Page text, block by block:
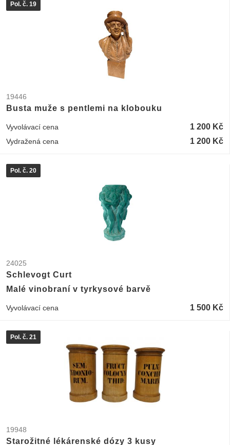
Pol. č. 19
19446
Busta muže s pentlemi na klobouku
Vyvolávací cena 1 200 Kč
Vydražená cena 1 200 Kč
Pol. č. 20
24025
Schlevogt Curt
Malé vinobraní v tyrkysové barvě
Vyvolávací cena 1 500 Kč
Pol. č. 21
19948
Starožitné lékárenské dózy 3 kusy